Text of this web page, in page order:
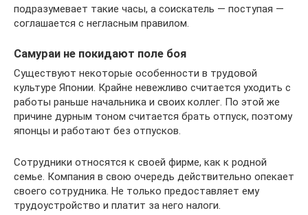
подразумевает такие часы, а соискатель — поступая —
соглашается с негласным правилом.
Самураи не покидают поле боя
Существуют некоторые особенности в трудовой
культуре Японии. Крайне невежливо считается уходить с
работы раньше начальника и своих коллег. По этой же
причине дурным тоном считается брать отпуск, поэтому
японцы и работают без отпусков.
Сотрудники относятся к своей фирме, как к родной
семье. Компания в свою очередь действительно опекает
своего сотрудника. Не только предоставляет ему
трудоустройство и платит за него налоги.